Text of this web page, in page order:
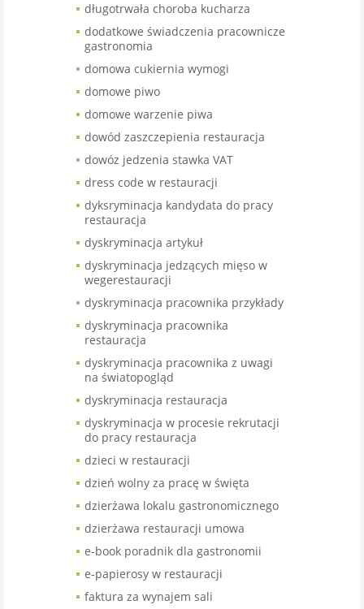
długotrwała choroba kucharza
dodatkowe świadczenia pracownicze
gastronomia
domowa cukiernia wymogi
domowe piwo
domowe warzenie piwa
dowód zaszczepienia restauracja
dowóz jedzenia stawka VAT
dress code w restauracji
dyksryminacja kandydata do pracy
restauracja
dyskryminacja artykuł
dyskryminacja jedzących mięso w
wegerestauracji
dyskryminacja pracownika przykłady
dyskryminacja pracownika
restauracja
dyskryminacja pracownika z uwagi
na światopogląd
dyskryminacja restauracja
dyskryminacja w procesie rekrutacji
do pracy restauracja
dzieci w restauracji
dzień wolny za pracę w święta
dzierżawa lokalu gastronomicznego
dzierżawa restauracji umowa
e-book poradnik dla gastronomii
e-papierosy w restauracji
faktura za wynajem sali